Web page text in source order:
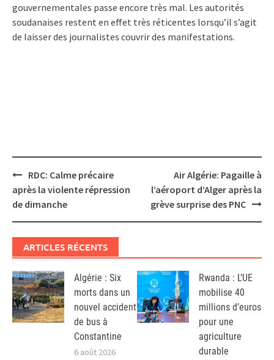
gouvernementales passe encore très mal. Les autorités
soudanaises restent en effet très réticentes lorsqu’il s’agit
de laisser des journalistes couvrir des manifestations.
Post
navigation
RDC: Calme précaire
après la violente répression
de dimanche
Air Algérie: Pagaille à
l’aéroport d’Alger après la
grève surprise des PNC
ARTICLES RÉCENTS
Algérie : Six
morts dans un
nouvel accident
de bus à
Constantine
6 août 2026
Rwanda : L’UE
mobilise 40
millions d’euros
pour une
agriculture
durable